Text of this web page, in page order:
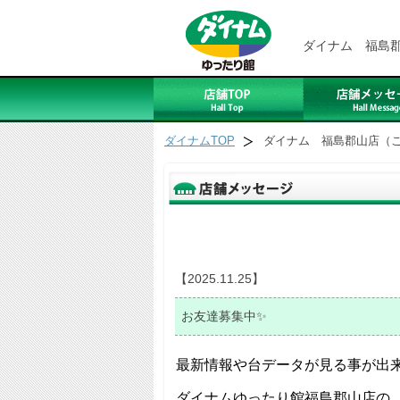
ダイナム 福島
ダイナムTOP ダイナム 福島郡山店（
【2025.11.25】
お友達募集中✨